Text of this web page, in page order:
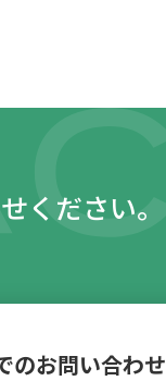
ください。
のお問い合わせ